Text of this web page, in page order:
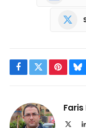
Facebook
Twitter